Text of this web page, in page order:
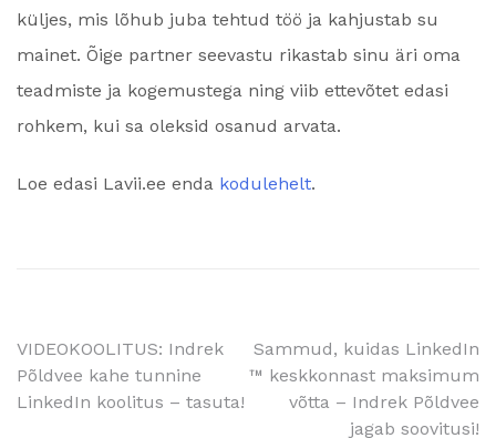
küljes, mis lõhub juba tehtud töö ja kahjustab su
mainet. Õige partner seevastu rikastab sinu äri oma
teadmiste ja kogemustega ning viib ettevõtet edasi
rohkem, kui sa oleksid osanud arvata.
Loe edasi Lavii.ee enda kodulehelt.
Navigeerimine
VIDEOKOOLITUS: Indrek
Põldvee kahe tunnine
LinkedIn koolitus – tasuta!
Sammud, kuidas LinkedIn
™️ keskkonnast maksimum
võtta – Indrek Põldvee
jagab soovitusi!